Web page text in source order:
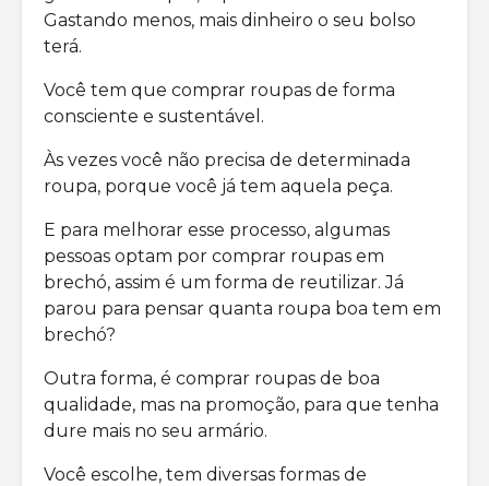
Gastando menos, mais dinheiro o seu bolso
terá.
Você tem que comprar roupas de forma
consciente e sustentável.
Às vezes você não precisa de determinada
roupa, porque você já tem aquela peça.
E para melhorar esse processo, algumas
pessoas optam por comprar roupas em
brechó, assim é um forma de reutilizar. Já
parou para pensar quanta roupa boa tem em
brechó?
Outra forma, é comprar roupas de boa
qualidade, mas na promoção, para que tenha
dure mais no seu armário.
Você escolhe, tem diversas formas de